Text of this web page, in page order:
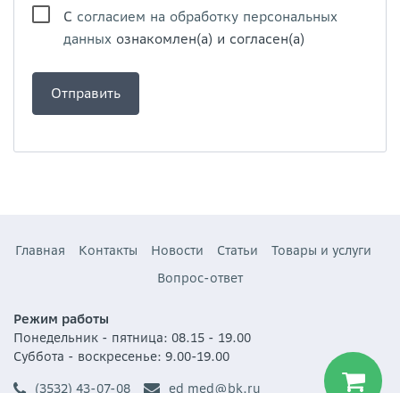
С согласием на обработку персональных
данных ознакомлен(а) и согласен(а)
Главная Контакты Новости Статьи
Товары и услуги
Вопрос-ответ
Режим работы
Понедельник - пятница: 08.15 - 19.00
Суббота - воскресенье: 9.00-19.00
(3532) 43-07-08
ed_med@bk.ru